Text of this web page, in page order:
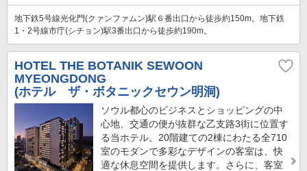
地下鉄5号線光化門(クァンファムン)駅６番出口から徒歩約150m。地下鉄
1・2号線市庁(シチョン)駅3番出口から徒歩約190m。
HOTEL THE BOTANIK SEWOON
MYEONGDONG
(ホテル ザ・ボタニックセウン明洞)
ソウル都心のビジネスとショッピングの中
心地、交通の便が抜群な乙支路3街に位置す
る当ホテル。20階建ての2棟にわたる全710
室のモダンで多彩なデザインの客室は、快
適な休息空間を提供します。さらに、客室